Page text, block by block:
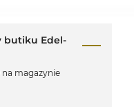
butiku Edel-
magazynie